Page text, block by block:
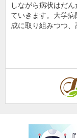
しながら病状はだ
ていきます。大学病
成に取り組みつつ